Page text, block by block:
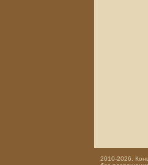
2010-2026.